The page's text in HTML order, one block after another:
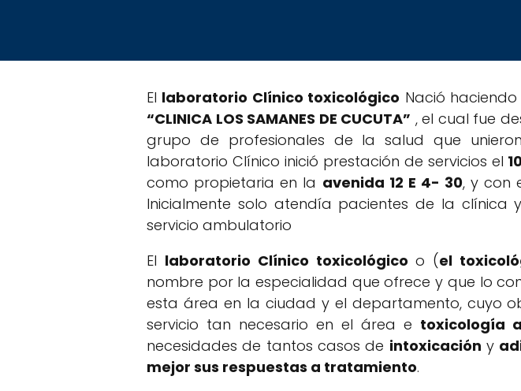
El laboratorio Clínico toxicológico Nació
“CLINICA LOS SAMANES DE CUCUTA” , el cual fue
grupo de profesionales de la salud que
laboratorio Clínico inició prestación de servicios el
como propietaria en la avenida 12 E 4- 30, y con
Inicialmente solo atendía pacientes de la clínica
servicio ambulatorio
El laboratorio Clínico toxicológico o (el
nombre por la especialidad que ofrece y que lo
esta área en la ciudad y el departamento, cuyo
servicio tan necesario en el área e toxicología
necesidades de tantos casos de intoxicación y
mejor sus respuestas a tratamiento.